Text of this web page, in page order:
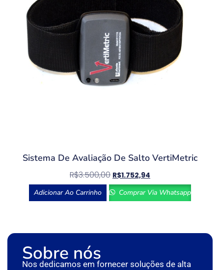
Sistema De Avaliação De Salto VertiMetric
R$3.500,00 R$1.752,94
Adicionar Ao Carrinho Comprar Via Whatsapp
Sobre nós
Nos dedicamos em fornecer soluções de alta